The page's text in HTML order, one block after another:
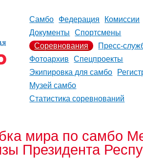
Самбо Федерация
Комиссии
Документы
Спортсмены
Соревнования
Пресс-
Фотоархив
Спецпроекты
Экипировка для самбо
Музей самбо
Статистика соревнований
мира по самбо
Президента